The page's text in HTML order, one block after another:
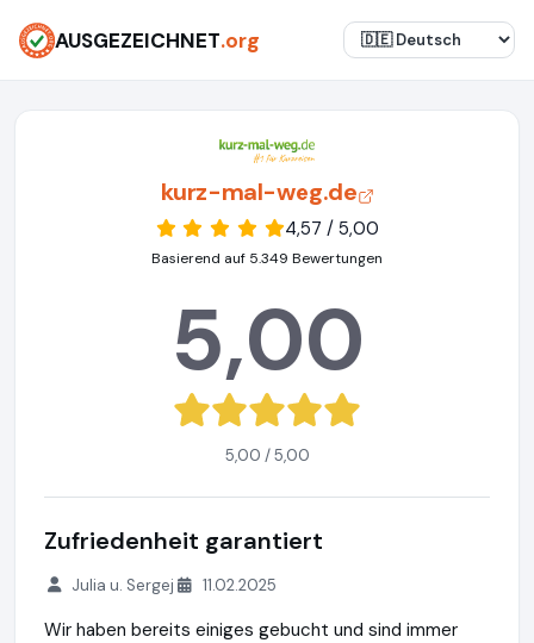
AUSGEZEICHNET.org
kurz-mal-weg.de
4,57 / 5,00
Basierend auf 5.349 Bewertungen
5,00
5,00 / 5,00
Zufriedenheit garantiert
Julia u. Sergej 11.02.2025
Wir haben bereits einiges gebucht und sind immer